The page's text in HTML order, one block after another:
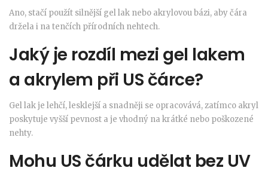
Ano, stačí použít silnější gel lak nebo akrylovou bázi, aby čára
držela i na tenčích přírodních nehtech.
Jaký je rozdíl mezi gel lakem
a akrylem při US čárce?
Gel lak je lehčí, lesklejší a snadněji se opracovává, zatímco akryl
poskytuje vyšší pevnost a je vhodný na krátké nebo poškozené
nehty.
Mohu US čárku udělat bez UV